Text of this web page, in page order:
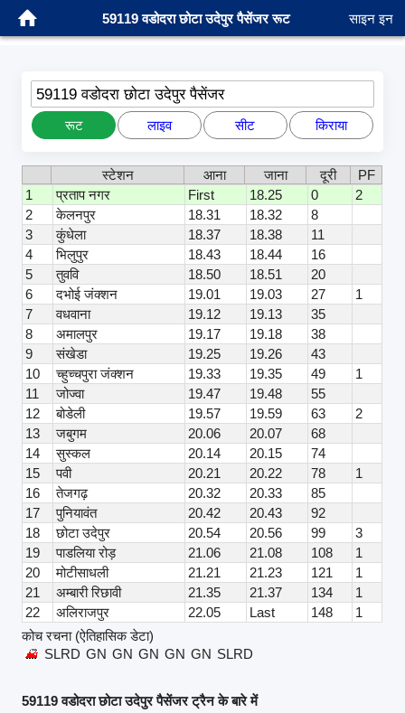
59119 वडोदरा छोटा उदेपुर पैसेंजर रूट साइन इन
59119 वडोदरा छोटा उदेपुर पैसेंजर
रूट लाइव सीट किराया
स्टेशन आना जाना दूरी
PF
1
प्रताप नगर First 18.25 0
2
2
केलनपुर 18.31 18.32
8
3
कुंधेला 18.37 18.38
11
4
भिलुपुर 18.43 18.44
16
5
तुववि 18.50 18.51
20
6
दभोई जंक्शन 19.01 19.03 27
1
7
वधवाना 19.12 19.13
35
8
अमालपुर 19.17 19.18
38
9
संखेडा 19.25 19.26
43
10
च्हुच्चपुरा जंक्शन 19.33 19.35 49
1
11
जोज्वा 19.47 19.48
55
12
बोडेली 19.57 19.59 63
2
13
जबुगम 20.06 20.07
68
14
सुस्कल 20.14 20.15
74
15
पवी 20.21 20.22 78
1
16
तेजगढ़ 20.32 20.33
85
17
पुनियावंत 20.42 20.43
92
18
छोटा उदेपुर 20.54 20.56 99
3
19
पाडलिया रोड़ 21.06 21.08 108
1
20
मोटीसाधली 21.21 21.23 121
1
21
अम्बारी रिछावी 21.35 21.37 134
1
22
अलिराजपुर 22.05 Last 148
1
कोच रचना (ऐतिहासिक डेटा)
SLRD GN GN GN GN GN SLRD
59119 वडोदरा छोटा उदेपुर पैसेंजर ट्रैन के बारे में